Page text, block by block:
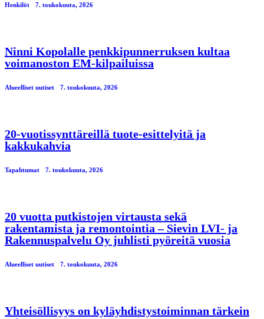
Henkilöt 7. toukokuuta, 2026
Ninni Kopolalle penkkipunnerruksen kultaa
voimanoston EM-kilpailuissa
Alueelliset uutiset 7. toukokuuta, 2026
20-vuotissynttäreillä tuote-esittelyitä ja
kakkukahvia
Tapahtumat 7. toukokuuta, 2026
20 vuotta putkistojen virtausta sekä
rakentamista ja remontointia – Sievin LVI- ja
Rakennuspalvelu Oy juhlisti pyöreitä vuosia
Alueelliset uutiset 7. toukokuuta, 2026
Yhteisöllisyys on kyläyhdistystoiminnan tärkein